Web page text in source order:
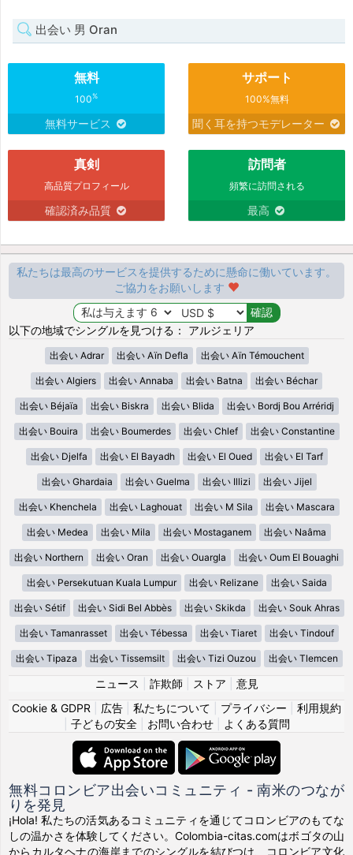
出会い 男 Oran
無料
100%
無料サービス
サポート
100%無料
聞く耳を持つモデレーター
真剣
高品質プロフィール
確認済み品質
訪問者
頻繁に訪問される
最高
私たちは最高のサービスを提供するために懸命に働いています。
ご協力をお願いします
以下の地域でシングルを見つける： アルジェリア
出会い Adrar 出会い Aïn Defla 出会い Aïn Témouchent
出会い Algiers 出会い Annaba 出会い Batna 出会い Béchar
出会い Béjaïa 出会い Biskra 出会い Blida 出会い Bordj Bou Arréridj
出会い Bouira 出会い Boumerdes 出会い Chlef 出会い Constantine
出会い Djelfa 出会い El Bayadh 出会い El Oued 出会い El Tarf
出会い Ghardaia 出会い Guelma 出会い Illizi 出会い Jijel
出会い Khenchela 出会い Laghouat 出会い M Sila 出会い Mascara
出会い Medea 出会い Mila 出会い Mostaganem 出会い Naâma
出会い Northern 出会い Oran 出会い Ouargla 出会い Oum El Bouaghi
出会い Persekutuan Kuala Lumpur 出会い Relizane 出会い Saida
出会い Sétif 出会い Sidi Bel Abbès 出会い Skikda 出会い Souk Ahras
出会い Tamanrasset 出会い Tébessa 出会い Tiaret 出会い Tindouf
出会い Tipaza 出会い Tissemsilt 出会い Tizi Ouzou 出会い Tlemcen
ニュース 詐欺師 ストア
意見
Cookie & GDPR
広告 私たちについて プライバシー
利用規約
子どもの安全| お問い合わせ| よくある質問
無料コロンビア出会いコミュニティ - 南米のつなが
りを発見
¡Hola! 私たちの活気あるコミュニティを通じてコロンビアのもてな
しの温かさを体験してください。Colombia-citas.comはボゴタの山
からカルタヘナの海岸までのシングルを結びつけ、コロンビア文化